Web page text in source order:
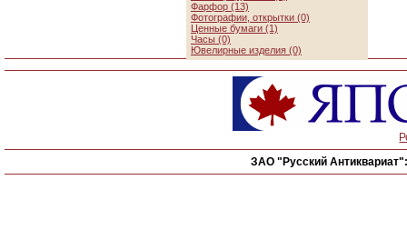
Фарфор (13)
Фотографии, открытки (0)
Ценные бумаги (1)
Часы (0)
Ювелирные изделия (0)
ЗАО "Русский Антиквариат":